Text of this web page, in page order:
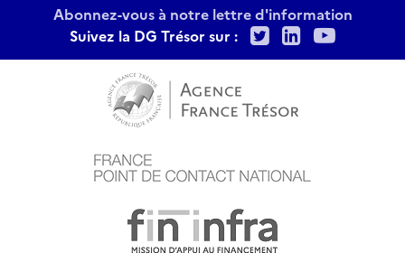
Abonnez-vous à notre lettre d'information
Suivez la DG Trésor sur :
TwitterLinkedIn